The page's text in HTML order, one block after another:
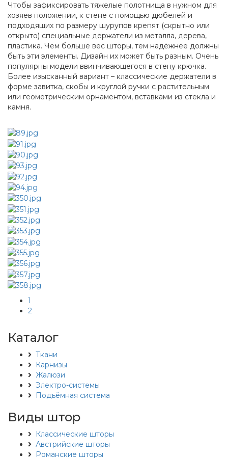
Чтобы зафиксировать тяжелые полотнища в нужном для
хозяев положении, к стене с помощью дюбелей и
подходящих по размеру шурупов крепят (скрытно или
открыто) специальные держатели из металла, дерева,
пластика. Чем больше вес шторы, тем надёжнее должны
быть эти элементы. Дизайн их может быть разным. Очень
популярны модели ввинчивающегося в стену крючка.
Более изысканный вариант – классические держатели в
форме завитка, скобы и круглой ручки с растительным
или геометрическим орнаментом, вставками из стекла и
камня.
1
2
Каталог
Ткани
Карнизы
Жалюзи
Электро-системы
Подъёмная система
Виды штор
Классические шторы
Австрийские шторы
Романские шторы